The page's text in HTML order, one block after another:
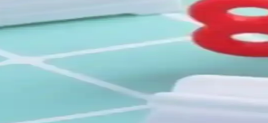
ve Kolay Kullanım İçin Modern
ağız bakımı için tasarlanmış
Detaylı İnceleme ve